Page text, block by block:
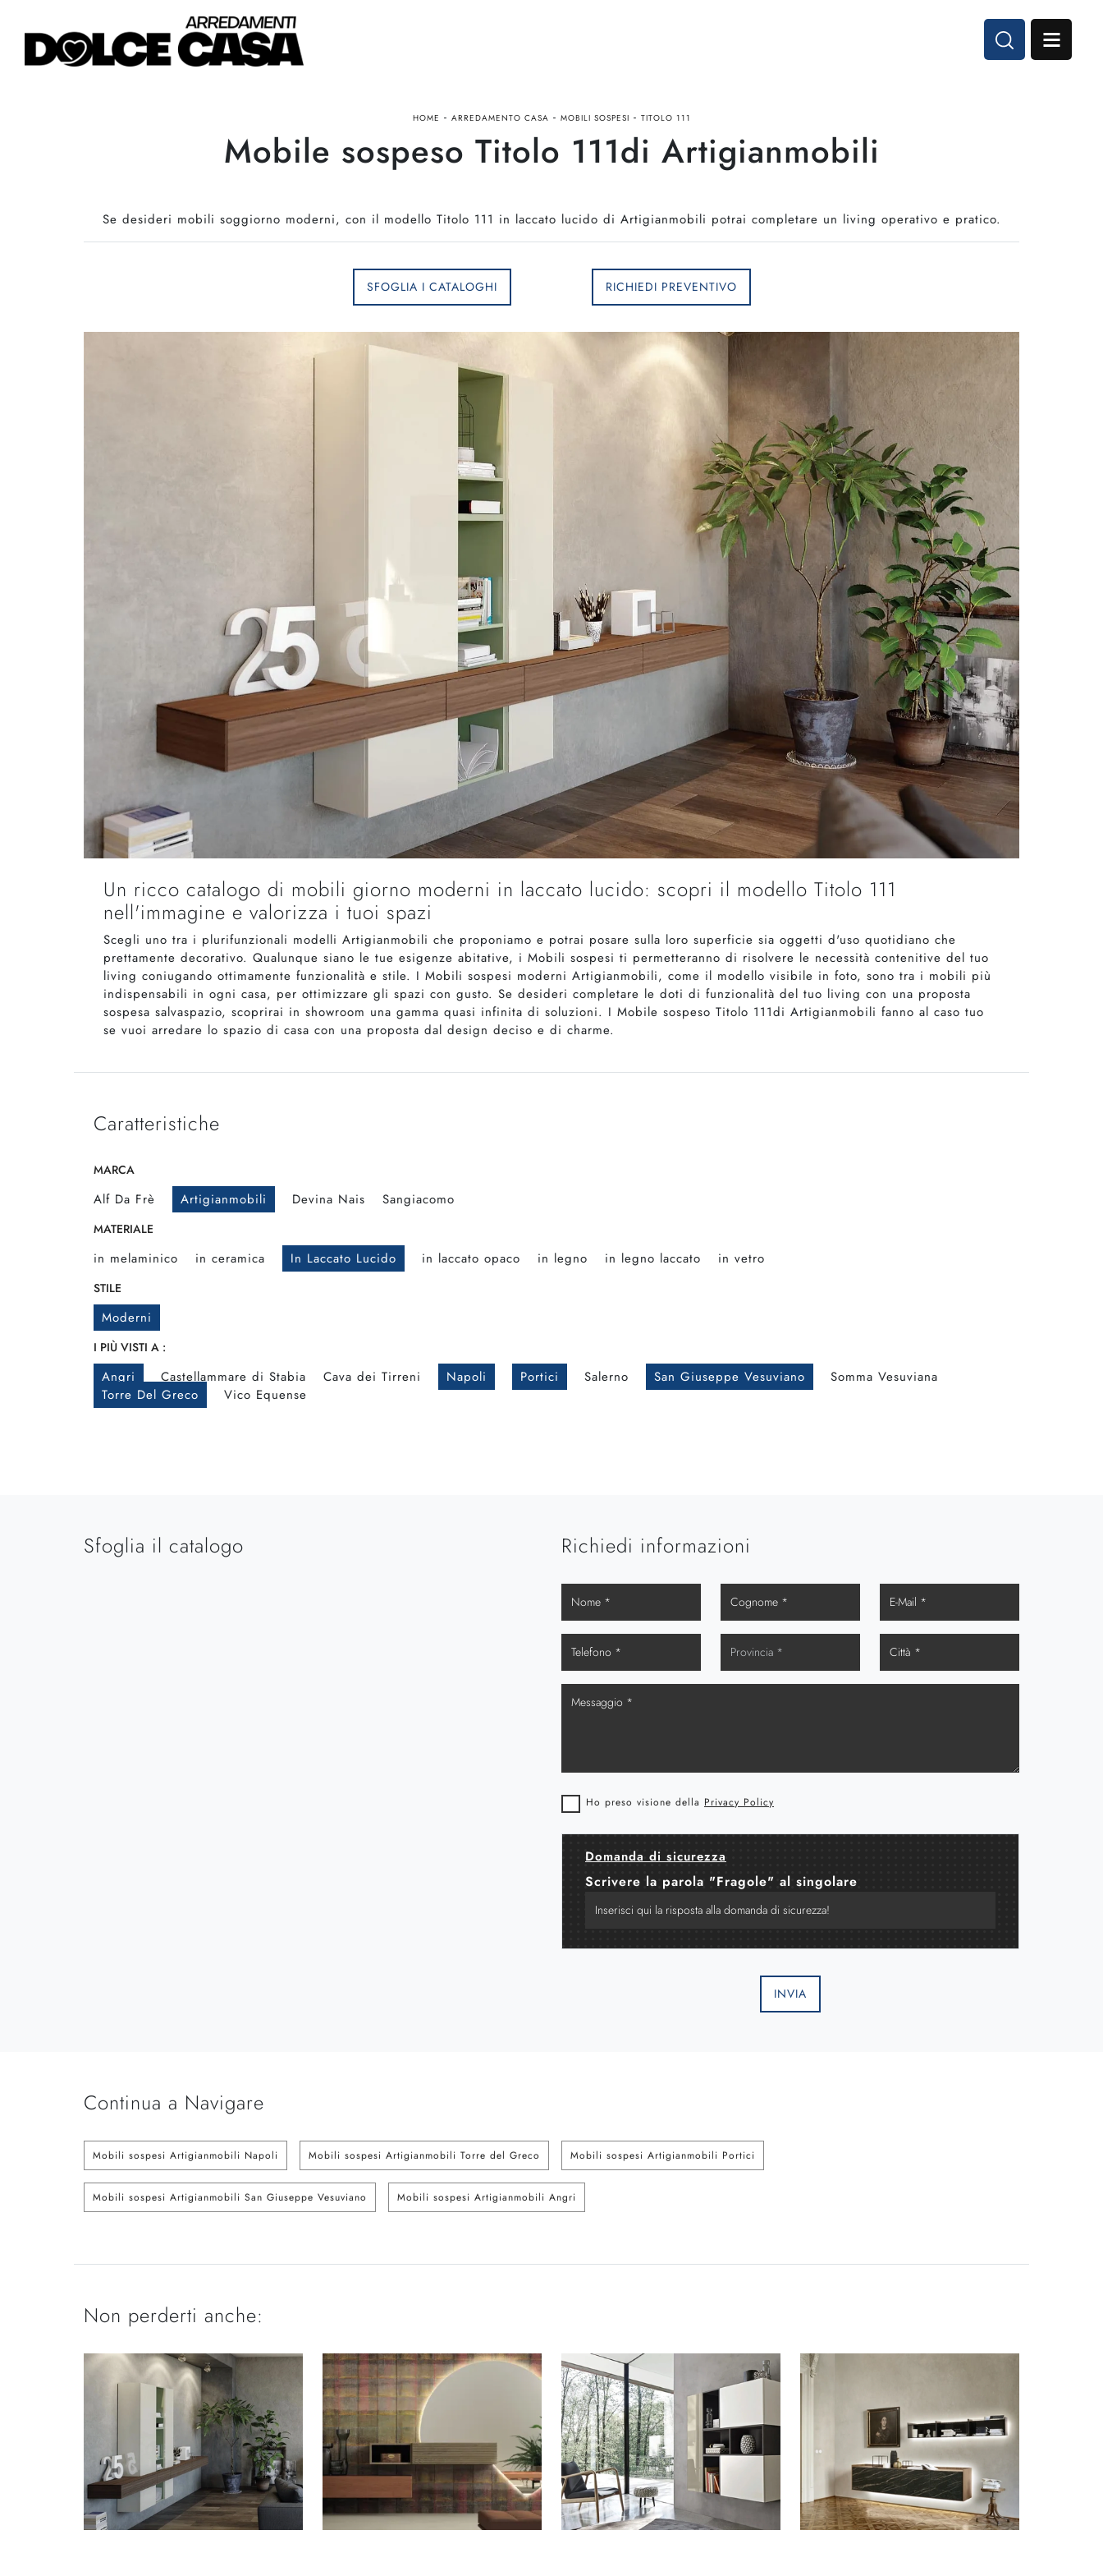
HOME - ARREDAMENTO CASA - MOBILI SOSPESI - TITOLO 111
Mobile sospeso Titolo 111di Artigianmobili
Se desideri mobili soggiorno moderni, con il modello Titolo 111 in laccato lucido di Artigianmobili potrai completare un living operativo e pratico.
SFOGLIA I CATALOGHI RICHIEDI PREVENTIVO
Un ricco catalogo di mobili giorno moderni in laccato lucido: scopri il modello Titolo 111
nell'immagine e valorizza i tuoi spazi
Scegli uno tra i plurifunzionali modelli Artigianmobili che proponiamo e potrai posare sulla loro superficie sia oggetti d'uso quotidiano che
prettamente decorativo. Qualunque siano le tue esigenze abitative, i Mobili sospesi ti permetteranno di risolvere le necessità contenitive del tuo
living coniugando ottimamente funzionalità e stile. I Mobili sospesi moderni Artigianmobili, come il modello visibile in foto, sono tra i mobili più
indispensabili in ogni casa, per ottimizzare gli spazi con gusto. Se desideri completare le doti di funzionalità del tuo living con una proposta
sospesa salvaspazio, scoprirai in showroom una gamma quasi infinita di soluzioni. I Mobile sospeso Titolo 111di Artigianmobili fanno al caso tuo
se vuoi arredare lo spazio di casa con una proposta dal design deciso e di charme.
Caratteristiche
MARCA
Alf Da Frè Artigianmobili Devina Nais Sangiacomo
MATERIALE
in melaminico in ceramica In Laccato Lucido in laccato opaco in legno in legno laccato in vetro
STILE
Moderni
I PIÙ VISTI A :
Angri Castellammare di Stabia Cava dei Tirreni Napoli Portici Salerno San Giuseppe Vesuviano
Somma Vesuviana
Torre Del Greco
Vico Equense
Sfoglia il catalogo Richiedi informazioni
Ho preso visione della Privacy Policy
Domanda di sicurezza
Scrivere la parola "Fragole" al singolare
INVIA
Continua a Navigare
Mobili sospesi Artigianmobili Napoli Mobili sospesi Artigianmobili Torre del Greco Mobili sospesi Artigianmobili Portici
Mobili sospesi Artigianmobili San Giuseppe Vesuviano Mobili sospesi Artigianmobili Angri
Non perderti anche: